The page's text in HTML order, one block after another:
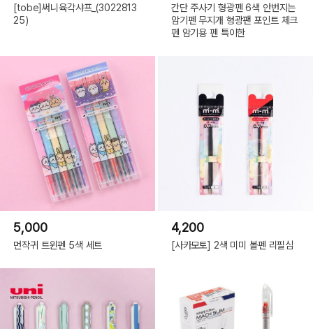
[tobe]써니육각샤프_(3022813
25)
간단 주사기 형광펜 6색 안번지는
암기펜 무지개 형광팬 포인트 체크
펜 암기용 펜 특이한
5,000
먼작귀 트윈펜 5색 세트
4,200
[사카모토] 2색 미미 볼펜 리필심